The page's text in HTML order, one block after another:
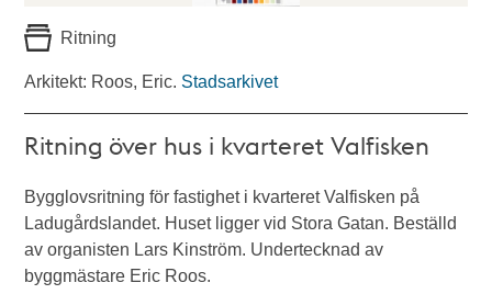
Ritning
Arkitekt: Roos, Eric. Stadsarkivet
Ritning över hus i kvarteret Valfisken
Bygglovsritning för fastighet i kvarteret Valfisken på
Ladugårdslandet. Huset ligger vid Stora Gatan. Beställd
av organisten Lars Kinström. Undertecknad av
byggmästare Eric Roos.